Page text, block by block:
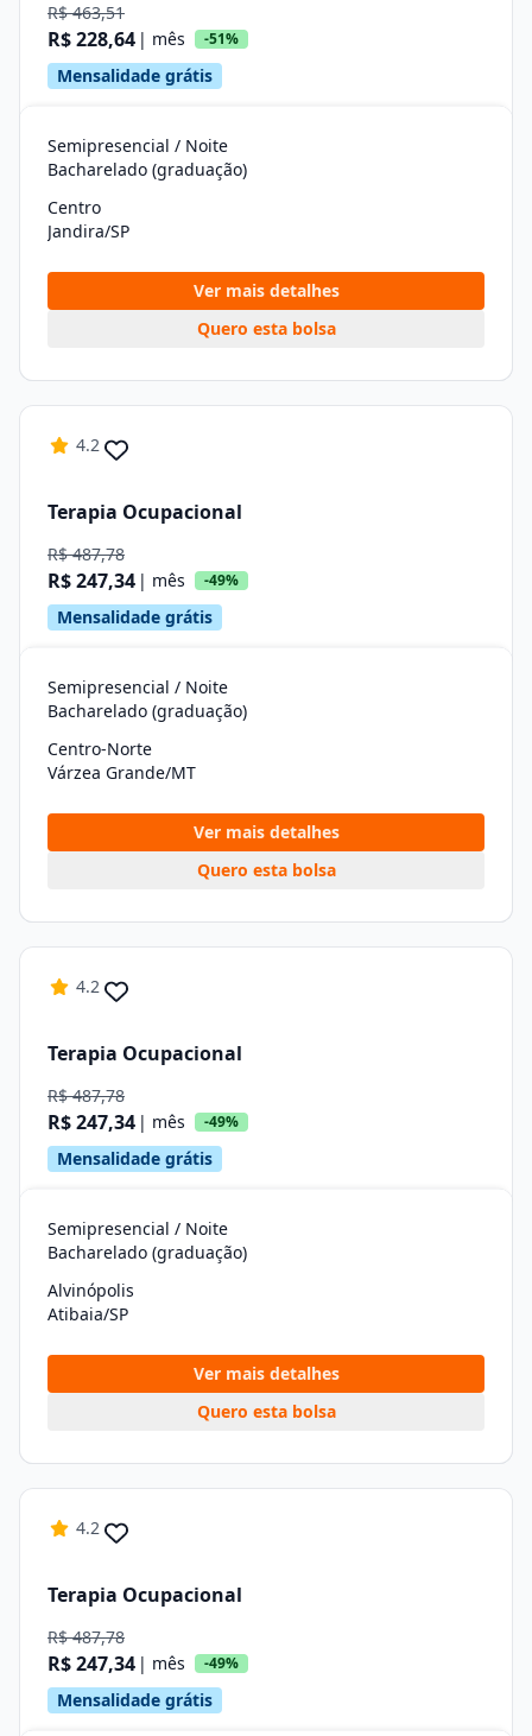
R$ 463,51
R$ 228,64 | mês -51%
Mensalidade grátis
Semipresencial / Noite
Bacharelado (graduação)
Centro
Jandira/SP
Ver mais detalhes
Quero esta bolsa
4.2
Terapia Ocupacional
R$ 487,78
R$ 247,34 | mês -49%
Mensalidade grátis
Semipresencial / Noite
Bacharelado (graduação)
Centro-Norte
Várzea Grande/MT
Ver mais detalhes
Quero esta bolsa
4.2
Terapia Ocupacional
R$ 487,78
R$ 247,34 | mês -49%
Mensalidade grátis
Semipresencial / Noite
Bacharelado (graduação)
Alvinópolis
Atibaia/SP
Ver mais detalhes
Quero esta bolsa
4.2
Terapia Ocupacional
R$ 487,78
R$ 247,34 | mês -49%
Mensalidade grátis